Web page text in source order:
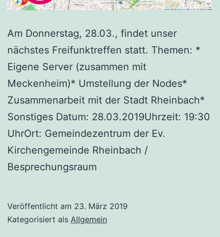
Am Donnerstag, 28.03., findet unser
nächstes Freifunktreffen statt. Themen: *
Eigene Server (zusammen mit
Meckenheim)* Umstellung der Nodes*
Zusammenarbeit mit der Stadt Rheinbach*
Sonstiges Datum: 28.03.2019Uhrzeit: 19:30
UhrOrt: Gemeindezentrum der Ev.
Kirchengemeinde Rheinbach /
Besprechungsraum
Veröffentlicht am 23. März 2019
Kategorisiert als Allgemein